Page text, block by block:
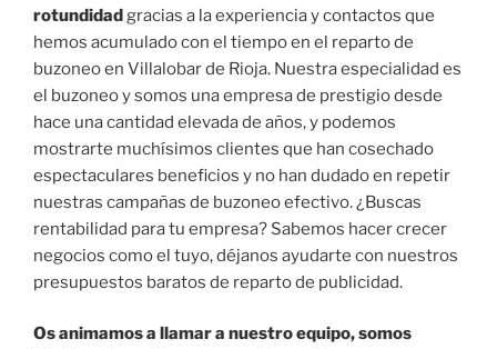
rotundidadgracias a la experiencia y contactos que
hemos acumulado con el tiempo en el reparto de
buzoneo en Villalobar de Rioja. Nuestra especialidad es
el buzoneo y somos una empresa de prestigio desde
hace una cantidad elevada de años, y podemos
mostrarte muchísimos clientes que han cosechado
espectaculares beneficios y no han dudado en repetir
nuestras campañas de buzoneo efectivo. ¿Buscas
rentabilidad para tu empresa? Sabemos hacer crecer
negocios como el tuyo, déjanos ayudarte con nuestros
presupuestos baratos de reparto de publicidad.
Os animamos a llamar a nuestro equipo, somos